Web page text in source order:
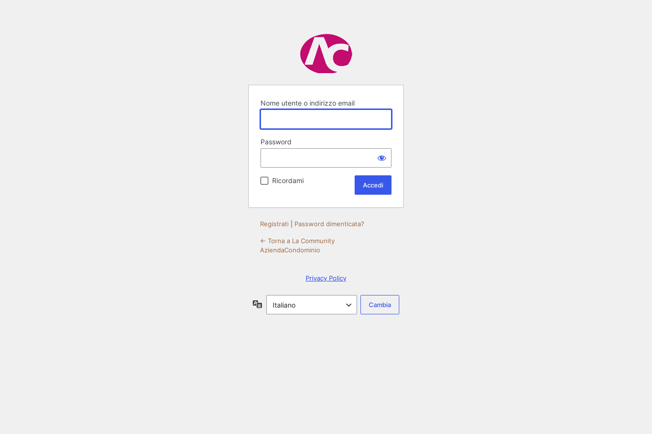
Nome utente o indirizzo email
Password
Ricordami
Registrati Password dimenticata?
← Torna a La Community
AziendaCondominio
Privacy Policy
Lingua